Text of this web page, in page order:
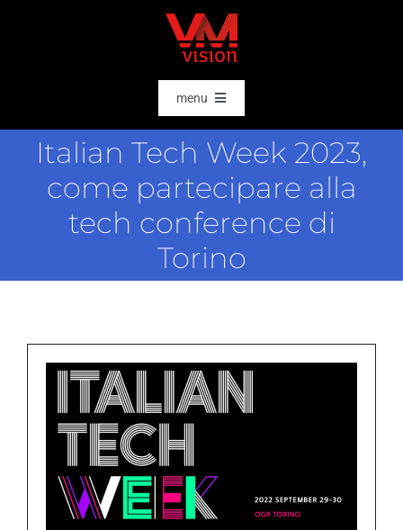
menu
HOME
AI & DATA INTELLIGENCE
RFID
CASE STORIES
AZIENDA
CONTATTI
Italian Tech Week 2023,
come partecipare alla
tech conference di
Torino